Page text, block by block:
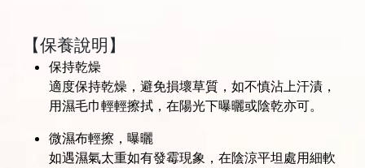
【保養說明】
保持乾燥
適度保持乾燥，避免損壞草質，如不慎沾上汗漬，
用濕毛巾輕輕擦拭，在陽光下曝曬或陰乾亦可。
微濕布輕擦，曝曬
如遇濕氣太重如有發霉現象，在陰涼平坦處用細軟